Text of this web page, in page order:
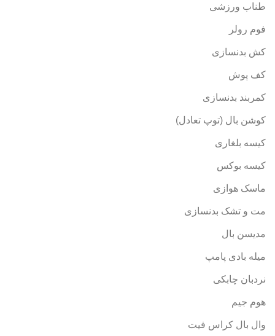
طناب ورزشی
فوم رولر
کش بدنسازی
کف پوش
کمربند بدنسازی
کوشن بال (توپ تعادل)
کیسه بلغاری
کیسه بوکس
ماسک هوازی
مت و تشک بدنسازی
مدیسن بال
میله بادی پامپ
نردبان چابکی
هوم جیم
وال بال کراس فیت